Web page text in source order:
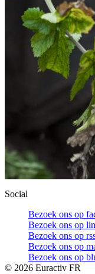
Social
Bezoek ons op
Bezoek ons op
Bezoek ons op
Bezoek ons op
Bezoek ons op
© 2026 Euractiv FR